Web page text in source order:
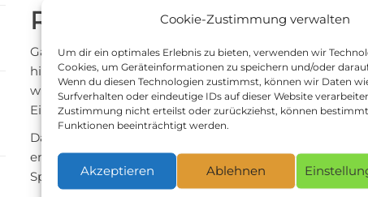
Cookie-Zustimmung verwalten
Um dir ein optimales Erlebnis zu bieten, verwenden wir
Cookies, um Geräteinformationen zu speichern und/oder
Wenn du diesen Technologien zustimmst, können wir Daten
Surfverhalten oder eindeutige IDs auf dieser Website
Zustimmung nicht erteilst oder zurückziehst, können
Funktionen beeinträchtigt werden.
Akzeptieren Ablehnen
Rostock und Warnemünde
Ganz in der Nähe von Lambrechtshagen liegt die
historischen Gebäuden, darunter die beeindruckende
wichtiger Anlaufpunkt für Kreuzfahrtschiffe und
Einkaufsmöglichkeiten.
Das Ostseebad Warnemünde, ein Stadtteil von
entfernt, ist bekannt für seinen breiten Sandstrand
Spaziergang den Blick auf das Meer genießen,